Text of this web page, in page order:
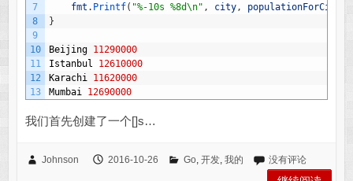
7
8
9
10
11
12
13
fmt . Printf( "%-10s %8d\n" , city, populationForCity
}
Beijing 11290000
Istanbul
12610000
Karachi 11620000
Mumbai 12690000
我们首先创建了一个[]s…
Johnson 2016-10-26 Go, 开发, 我的 没有评论